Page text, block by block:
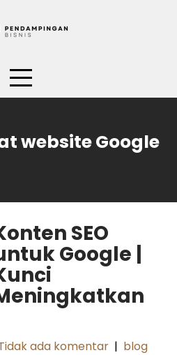
website Google
SEO
Google |
ada komentar | blog